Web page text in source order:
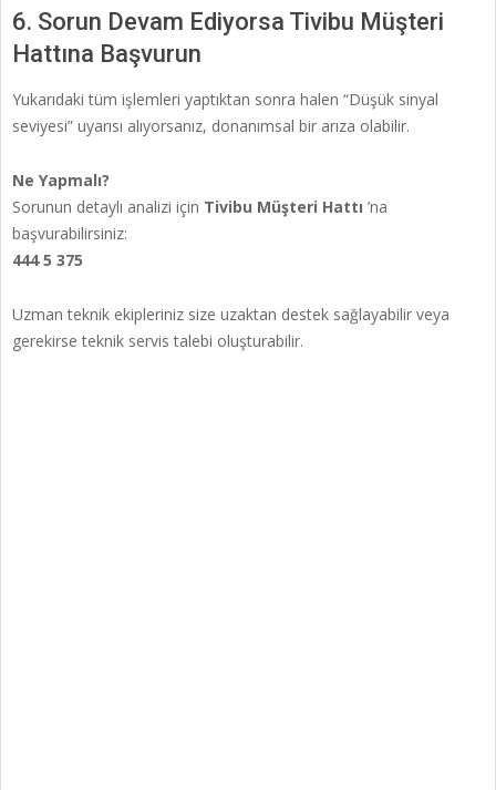
6. Sorun Devam Ediyorsa Tivibu Müşteri
Hattına Başvurun
Yukarıdaki tüm işlemleri yaptıktan sonra halen “Düşük sinyal
seviyesi” uyarısı alıyorsanız, donanımsal bir arıza olabilir.
Ne Yapmalı?
Sorunun detaylı analizi için Tivibu Müşteri Hattı ’na
başvurabilirsiniz:
444 5 375
Uzman teknik ekipleriniz size uzaktan destek sağlayabilir veya
gerekirse teknik servis talebi oluşturabilir.